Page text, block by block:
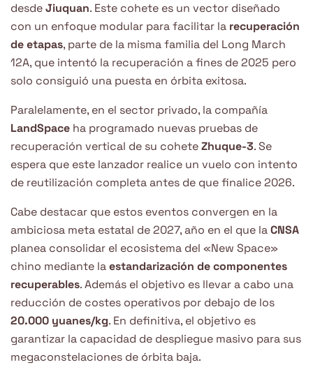
desdeJiuquan. Este cohete es un vector diseñado
con un enfoque modular para facilitar la recuperación
de etapas, parte de la misma familia del Long March
12A, que intentó la recuperación a fines de 2025 pero
solo consiguió una puesta en órbita exitosa.
Paralelamente, en el sector privado, la compañía
LandSpace ha programado nuevas pruebas de
recuperación vertical de su coheteZhuque-3. Se
espera que este lanzador realice un vuelo con intento
de reutilización completa antes de que finalice 2026.
Cabe destacar que estos eventos convergen en la
ambiciosa meta estatal de 2027, año en el que laCNSA
planea consolidar el ecosistema del «New Space»
chino mediante laestandarización de componentes
recuperables. Además el objetivo es llevar a cabo una
reducción de costes operativos por debajo de los
20.000 yuanes/kg. En definitiva, el objetivo es
garantizar la capacidad de despliegue masivo para sus
megaconstelaciones de órbita baja.